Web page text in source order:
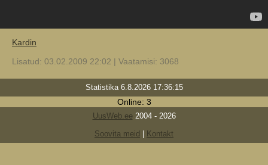
Kardin
Lisatud: 03.02.2009 22:02 | Vaatamisi: 3068
Statistika 6.8.2026 17:36:15
Online: 3
UusWeb.ee2004 - 2026
Soovita meid
Kontakt